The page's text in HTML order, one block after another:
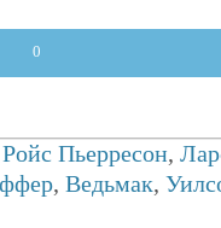
0
Ройс Пьерресон,
, Ведьмак,